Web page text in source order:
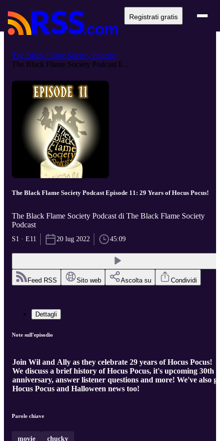
Registrati gratis
The Black Flame Society Podcast
The Black Flame Society Podcast E...
The Black Flame Society Podcast Episode 11: 29 Years of Hocus Pocus!
The Black Flame Society Podcast di The Black Flame Society
Podcast
S1 · E11 20 lug 2022 45:09
Feed RSS Sito web Ascolta su Condividi
Dettagli
Note sull'episodio
Join Wil and Ally as they celebrate 29 years of Hocus Pocus!
We discuss a brief history of Hocus Pocus, it's upcoming 30th
anniversary, answer listener questions and more! We've also
Hocus Pocus and Halloween news too!
Parole chiave
movie chucky